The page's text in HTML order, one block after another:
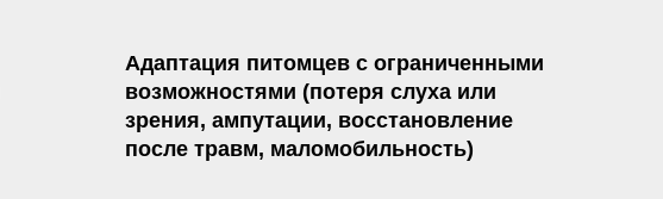
Адаптация питомцев с ограниченными
возможностями (потеря слуха или
зрения, ампутации, восстановление
после травм, маломобильность)